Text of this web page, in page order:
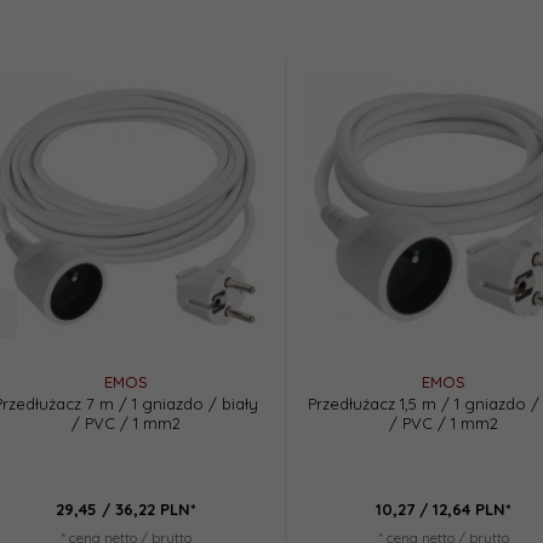
/ brutto * cena netto / brutto
50,74
* cena
EMOS
7 m / 1 gniazdo / biały
/ PVC / 1 mm2
29,45 / 36,22 PLN*
* cena netto / brutto
EMOS
Przedłużacz 1,5 m / 1 gniazdo /
/ PVC / 1 mm2
10,27 / 12,64 PLN*
* cena netto / brutto